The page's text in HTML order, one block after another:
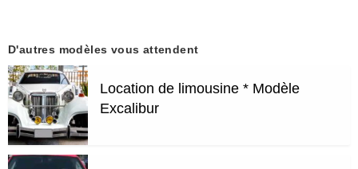
D'autres modèles vous attendent
Location de limousine * Modèle
Excalibur